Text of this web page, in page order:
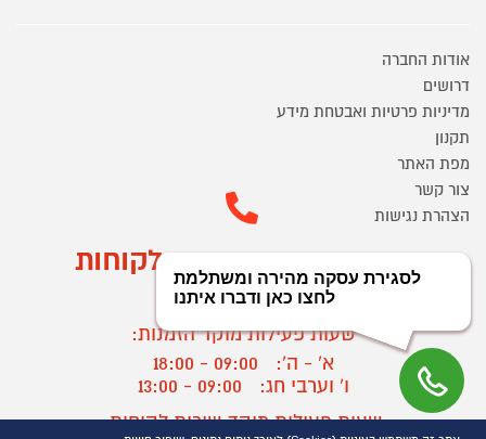
אודות החברה
דרושים
מדיניות פרטיות ואבטחת מידע
תקנון
מפת האתר
צור קשר
הצהרת נגישות
מוקד הזמנות ושירות לקוחות
03-9545370
שעות פעילות מוקד הזמנות:
א' - ה':
09:00 - 18:00
ו' וערבי חג:
09:00 - 13:00
שעות פעילות מוקד שירות לקוחות: